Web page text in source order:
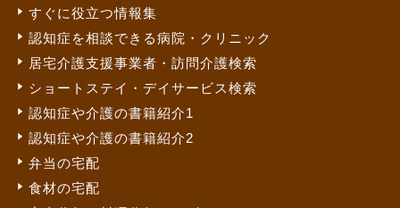
すぐに役立つ情報集
認知症を相談できる病院・クリニック
居宅介護支援事業者・訪問介護検索
ショートステイ・デイサービス検索
認知症や介護の書籍紹介1
認知症や介護の書籍紹介2
弁当の宅配
食材の宅配